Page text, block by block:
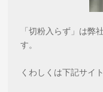
「切粉入らず」は弊
す。
くわしくは下記サイ